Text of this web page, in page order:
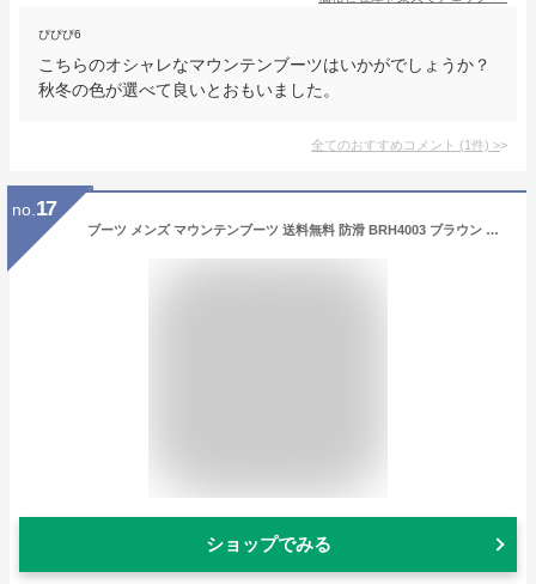
ぴぴぴ6
こちらのオシャレなマウンテンブーツはいかがでしょうか？
秋冬の色が選べて良いとおもいました。
全てのおすすめコメント (1件) >
no. 17
ブーツ メンズ マウンテンブーツ 送料無料 防滑 BRH4003 ブラウン 茶 チェック おしゃれ 靴 Bracciano ブラッチャーノ ショート丈 ショートブーツ 191112
ショップでみる